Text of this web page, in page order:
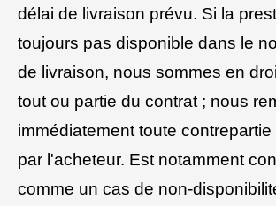
délai de livraison prévu. Si la
toujours pas disponible dans le
de livraison, nous sommes en
tout ou partie du contrat ; nous
immédiatement toute
par l'acheteur. Est notamment
comme un cas de non-